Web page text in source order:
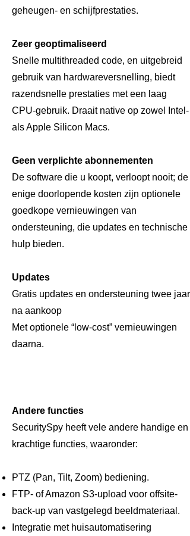
geheugen- en schijfprestaties.
Zeer geoptimaliseerd
Snelle multithreaded code, en uitgebreid
gebruik van hardwareversnelling, biedt
razendsnelle prestaties met een laag
CPU-gebruik. Draait native op zowel Intel-
als Apple Silicon Macs.
Geen verplichte abonnementen
De software die u koopt, verloopt nooit; de
enige doorlopende kosten zijn optionele
goedkope vernieuwingen van
ondersteuning, die updates en technische
hulp bieden.
Updates
Gratis updates en ondersteuning twee jaar
na aankoop
Met optionele “low-cost” vernieuwingen
daarna.
Andere functies
SecuritySpy heeft vele andere handige en
krachtige functies, waaronder:
PTZ (Pan, Tilt, Zoom) bediening.
FTP- of Amazon S3-upload voor offsite-
back-up van vastgelegd beeldmateriaal.
Integratie met huisautomatisering